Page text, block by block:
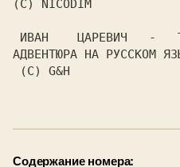
(C) NICODIM
АДВЕНТЮРА НА РУССКОМ
Содержание номера: